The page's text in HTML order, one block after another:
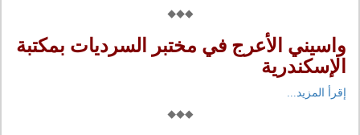
واسيني الأعرج في مختبر السرديات بمكتبة
الإسكندرية
إقرأ المزيد...